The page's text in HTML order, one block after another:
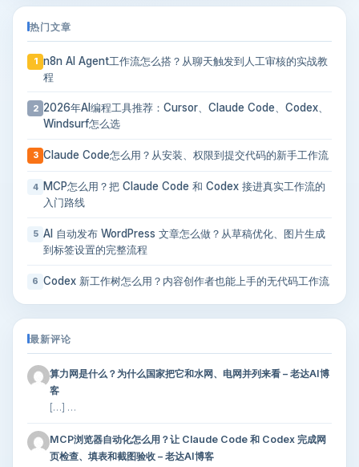
热门文章
1 n8n AI Agent工作流怎么搭？从聊天触发到人工审核的实战教
程
2 2026年AI编程工具推荐：Cursor、Claude Code、Codex、
Windsurf怎么选
3 Claude Code怎么用？从安装、权限到提交代码的新手工作流
4
MCP怎么用？把 Claude Code 和 Codex 接进真实工作流的
入门路线
5 AI 自动发布 WordPress 文章怎么做？从草稿优化、图片生成
到标签设置的完整流程
6 Codex 新工作树怎么用？内容创作者也能上手的无代码工作流
最新评论
算力网是什么？为什么国家把它和水网、电网并列来看 – 老达AI博
客
[…] …
MCP浏览器自动化怎么用？让 Claude Code 和 Codex 完成网
页检查、填表和截图验收 – 老达AI博客